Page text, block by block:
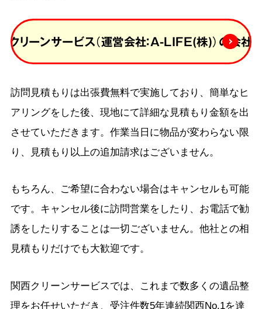
クリーンサービス（運営会社：A-LIFE(株)）の会社
訪問見積もりは出張費無料で実施しており、簡単なヒ
アリングをした後、現地にて詳細な見積もり金額を出
させていただきます。作業当日に物品が変わらない限
り、見積もり以上の追加請求はございません。
もちろん、ご希望に合わない場合はキャンセルも可能
です。キャンセル後に訪問営業をしたり、お電話で勧
誘をしたりすることは一切ございません。他社との相
見積もりだけでも大歓迎です。
関西クリーンサービスでは、これまで数多くの遺品整
理をお任せいただき、受注件数5年連続関西No.1を達